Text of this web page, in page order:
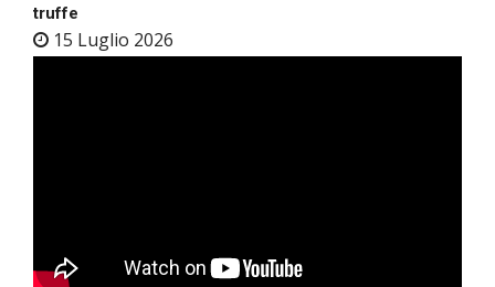
truffe
15 Luglio 2026